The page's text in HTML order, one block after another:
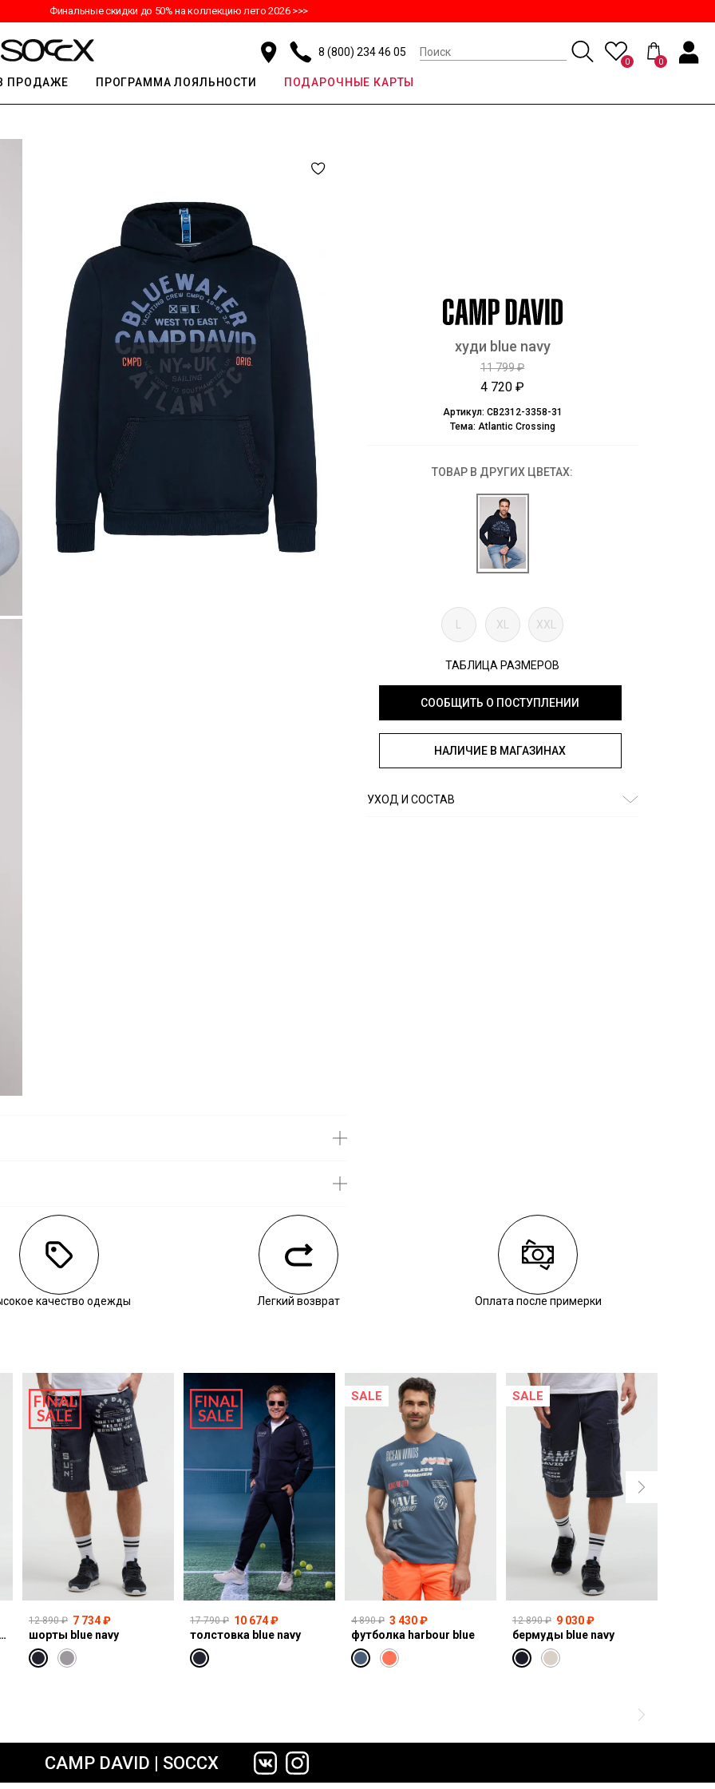
Финальные скидки до 50% на коллекцию лето 2026 >>>
8 (800) 234 46 05
0 0
ПРОДАЖЕ ПРОГРАММА ЛОЯЛЬНОСТИ ПОДАРОЧНЫЕ КАРТЫ
худи blue navy
11 799 ₽
4 720 ₽
Артикул: CB2312-3358-31
Тема: Atlantic Crossing
ТОВАР В ДРУГИХ ЦВЕТАХ:
XL XXL
ТАБЛИЦА РАЗМЕРОВ
СООБЩИТЬ О ПОСТУПЛЕНИИ
НАЛИЧИЕ В МАГАЗИНАХ
УХОД И СОСТАВ
качество одежды Легкий возврат Оплата после примерки
джинсы NI:CO:R611 light vintage print jogg
12 890 ₽ 7 734 ₽
шорты blue navy
17 790 ₽ 10 674 ₽
толстовка blue navy
SALE
4 890 ₽ 3 430 ₽
футболка harbour blue
SALE
12 890 ₽ 9 030 ₽
бермуды blue navy
CAMP DAVID | SOCCX